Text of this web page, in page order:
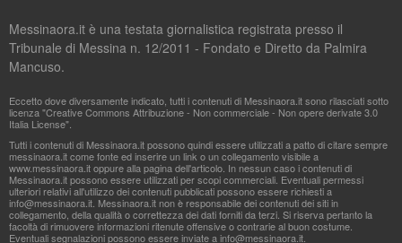
Messinaora.it è una testata giornalistica registrata presso il
Tribunale di Messina n. 12/2011 - Fondato e Diretto da Palmira
Mancuso.
Eccetto dove diversamente indicato, tutti i contenuti di Messinaora.it sono rilasciati sotto
licenza "Creative Commons Attribuzione - Non commerciale - Non opere derivate 3.0
Italia License".
Tutti i contenuti di Messinaora.it possono quindi essere utilizzati a patto di citare sempre
messinaora.it come fonte ed inserire un link o un collegamento visibile a
www.messinaora.it oppure alla pagina dell'articolo. In nessun caso i contenuti di
Messinaora.it possono essere utilizzati per scopi commerciali. Eventuali permessi
ulteriori relativi all'utilizzo dei contenuti pubblicati possono essere richiesti a
info@messinaora.it . Messinaora.it non è responsabile dei contenuti dei siti in
collegamento, della qualità o correttezza dei dati forniti da terzi. Si riserva pertanto la
facoltà di rimuovere informazioni ritenute offensive o contrarie al buon costume.
Eventuali segnalazioni possono essere inviate ainfo@messinaora.it